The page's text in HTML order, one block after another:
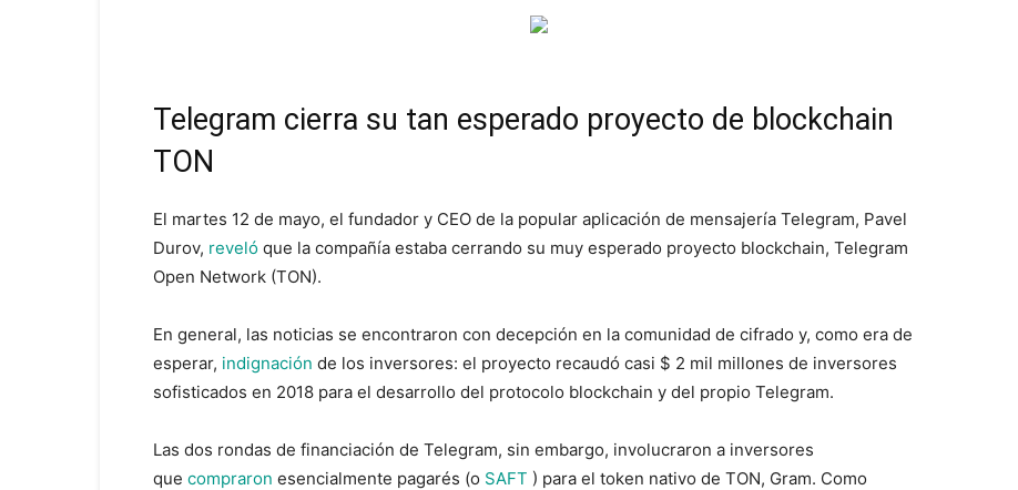
Telegram cierra su tan esperado proyecto de blockchain
TON
El martes 12 de mayo, el fundador y CEO de la popular aplicación de mensajería Telegram, Pavel
Durov, reveló que la compañía estaba cerrando su muy esperado proyecto blockchain, Telegram
Open Network (TON).
En general, las noticias se encontraron con decepción en la comunidad de cifrado y, como era de
esperar, indignación de los inversores: el proyecto recaudó casi $ 2 mil millones de inversores
sofisticados en 2018 para el desarrollo del protocolo blockchain y del propio Telegram.
Las dos rondas de financiación de Telegram, sin embargo, involucraron a inversores
que compraron esencialmente pagarés (o SAFT ) para el token nativo de TON, Gram. Como